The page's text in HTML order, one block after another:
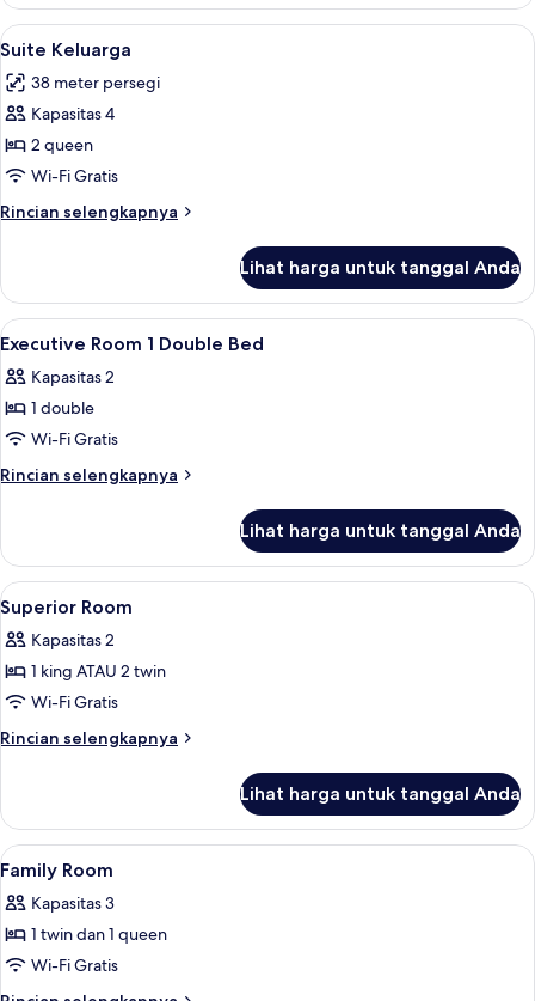
Presidensial
Lihat
semua
foto
untuk
Suite
Keluarga
Suite Keluarga | Seprai premium,
3
Suite Keluarga
38 meter persegi
Kapasitas 4
2 queen
Wi-Fi Gratis
Rincian selengkapnya
Rincian
Suite
Keluarga
Lihat harga untuk tanggal Anda
Lihat
semua
foto
untuk
Executive
Room
Bed
Seprai premium, brankas, meja
3
Executive Room 1 Double Bed
Kapasitas 2
1 double
Wi-Fi Gratis
Rincian selengkapnya
Rincian
Executive
Room
1
Double
Bed
Lihat harga untuk tanggal Anda
Lihat
semua
foto
untuk
Superior
Room
Kamar mandi | Shower,
1
Superior Room
Kapasitas 2
1 king ATAU 2 twin
Wi-Fi Gratis
Rincian selengkapnya
Rincian
Superior
Room
Lihat harga untuk tanggal Anda
Lihat
semua
foto
untuk
Family
Room
Shower, perlengkapan mandi gratis,
1
Family Room
Kapasitas 3
1 twin dan 1 queen
Wi-Fi Gratis